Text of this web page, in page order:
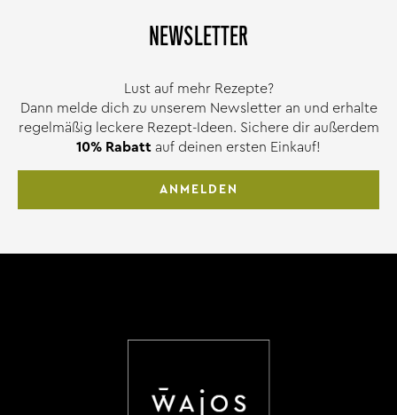
NEWSLETTER
Lust auf mehr Rezepte?
Dann melde dich zu unserem Newsletter an und erhalte
regelmäßig leckere Rezept-Ideen. Sichere dir außerdem
10% Rabatt auf deinen ersten Einkauf!
ANMELDEN